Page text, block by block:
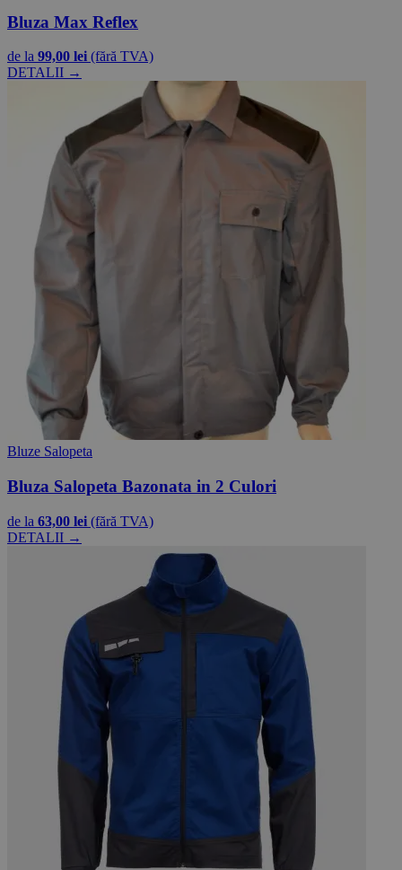
Bluza Max Reflex
de la 99,00 lei (fără TVA)
DETALII →
Bluze Salopeta
Bluza Salopeta Bazonata in 2 Culori
de la 63,00 lei (fără TVA)
DETALII →